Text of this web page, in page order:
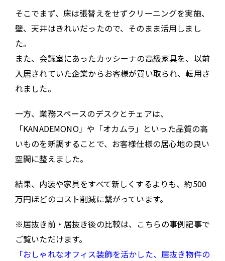
そこでまず、床は張替えをせずクリーニングを実施、
壁、天井はきれいだったので、そのまま活用しまし
た。
また、会議室にあったカッシーナの高級家具を、以前
入居されていた企業からお客様が買い取られ、転用さ
れました。
一方、業務スペースのデスクとチェアは、
「KANADEMONO」や「オカムラ」といった品質の高
いものを新調することで、お客様仕様の居心地の良い
空間に整えました。
結果、内装や家具をすべて新しくするよりも、約500
万円ほどのコスト削減に繋がっています。
※居抜き前・居抜き後の比較は、こちらの事例記事で
ご覧いただけます。
「おしゃれなオフィス装飾を活かした、居抜き物件の